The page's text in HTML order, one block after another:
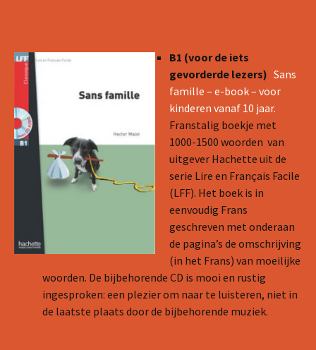
B1 (voor de iets
gevorderde lezers) Sans
famille – e-book – voor
kinderen vanaf 10 jaar.
Franstalig boekje met
1000-1500 woorden van
uitgever Hachette uit de
serie Lire en Français Facile
(LFF). Het boek is in
eenvoudig Frans
geschreven met onderaan
de pagina’s de omschrijving
(in het Frans) van moeilijke
woorden. De bijbehorende CD is mooi en rustig
ingesproken: een plezier om naar te luisteren, niet in
de laatste plaats door de bijbehorende muziek.